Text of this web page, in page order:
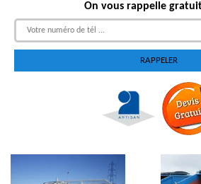
On vous rappelle